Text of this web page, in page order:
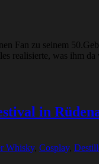
Fan zu seinem
realisierte, was ihm
in
Whisky, Cosplay,